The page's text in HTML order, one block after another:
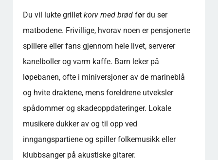
Du vil lukte grillet korv med brødfør du ser
matbodene. Frivillige, hvorav noen er pensjonerte
spillere eller fans gjennom hele livet, serverer
kanelboller og varm kaffe. Barn leker på
løpebanen, ofte i miniversjoner av de marineblå
og hvite draktene, mens foreldrene utveksler
spådommer og skadeoppdateringer. Lokale
musikere dukker av og til opp ved
inngangspartiene og spiller folkemusikk eller
klubbsanger på akustiske gitarer.